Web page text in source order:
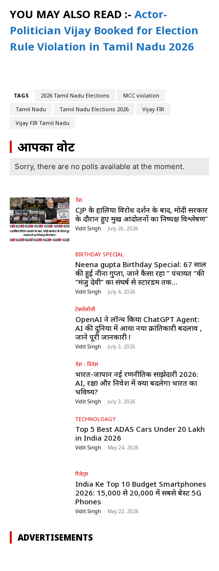
YOU MAY ALSO READ :- Actor-
Politician Vijay Booked for Election
Rule Violation in Tamil Nadu 2026
TAGS 2026 Tamil Nadu Elections
MCC violation
Tamil Nadu
Tamil Nadu Elections 2026
Vijay FIR
Vijay FIR Tamil Nadu
आपका वोट
Sorry, there are no polls available at the moment.
देश
CJP के हालिया विरोध प्रदर्शन के बाद, मोदी सरकार
के दौरान हुए प्रमुख आंदोलनों का निष्पक्ष विश्लेषण”
Vidit Singh - July 26, 2026
BIRTHDAY SPECIAL
Neena gupta Birthday Special: 67 साल
की हुईं नीना गुप्ता, जाने कैसा रहा ” पंचायत “की
“मंजु देवी” का संघर्ष से स्टारडम तक...
Vidit Singh - July 4, 2026
टेक्नोलॉजी
OpenAI ने लॉन्च किया ChatGPT Agent:
AI की दुनिया में आया नया क्रांतिकारी बदलाव ,
जाने पूरी जानकारी !
Vidit Singh - July 3, 2026
देश - विदेश
भारत-जापान नई रणनीतिक साझेदारी 2026:
AI, रक्षा और निवेश में क्या बदलेगा भारत का
भविष्य?
Vidit Singh - July 3, 2026
TECHNOLOAGY
Top 5 Best ADAS Cars Under ₹20 Lakh
in India 2026
Vidit Singh - May 24, 2026
गैजेट्स
India Ke Top 10 Budget Smartphones
2026: ₹15,000 से ₹20,000 में सबसे बेस्ट 5G
Phones
Vidit Singh - May 22, 2026
ADVERTISEMENTS